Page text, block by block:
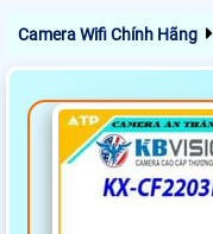
Camera Wifi Chính Hãng